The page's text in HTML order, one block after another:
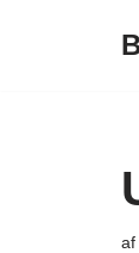
af